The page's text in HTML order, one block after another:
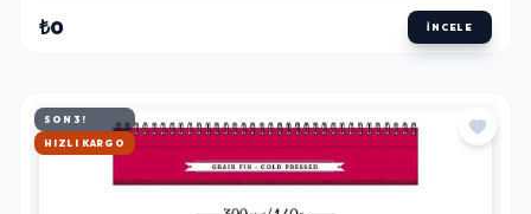
₺0 İNCELE
SON 3!
HIZLI KARGO